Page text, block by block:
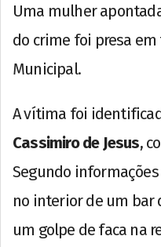
Uma mulher
do crime foi presa
Municipal.
A vítima foi
Cassimiro de Jesus,
Segundo
no interior de um
um golpe de faca na